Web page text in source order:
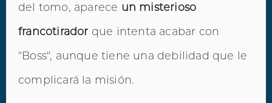
del tomo, aparece un misterioso
francotirador que intenta acabar con
"Boss", aunque tiene una debilidad que le
complicará la misión.